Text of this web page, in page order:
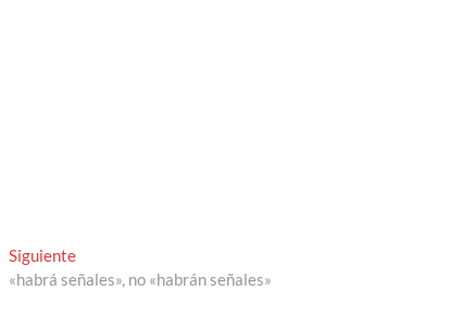
SiguienteEntrada
siguiente:
«habrá señales», no «habrán señales»